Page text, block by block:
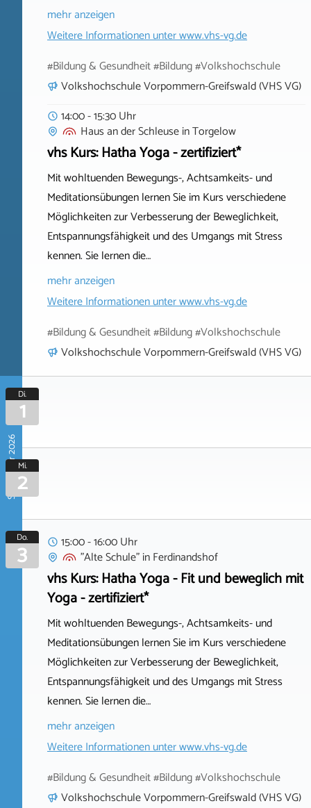
mehr anzeigen
Weitere Informationen unterwww.vhs-vg.de
#Bildung & Gesundheit #Bildung #Volkshochschule
Volkshochschule Vorpommern-Greifswald (VHS VG)
14:00 - 15:30 Uhr
Haus an der SchleuseinTorgelow
vhs Kurs: Hatha Yoga - zertifiziert*
Mit wohltuenden Bewegungs-, Achtsamkeits- und
Meditationsübungen lernen Sie im Kurs verschiedene
Möglichkeiten zur Verbesserung der Beweglichkeit,
Entspannungsfähigkeit und des Umgangs mit Stress
kennen. Sie lernen die…
mehr anzeigen
Weitere Informationen unterwww.vhs-vg.de
#Bildung & Gesundheit #Bildung #Volkshochschule
Volkshochschule Vorpommern-Greifswald (VHS VG)
September 2026
Di.
1
Mi.
2
Do.
3
15:00 - 16:00 Uhr
"Alte Schule"inFerdinandshof
vhs Kurs: Hatha Yoga - Fit und beweglich mit
Yoga - zertifiziert*
Mit wohltuenden Bewegungs-, Achtsamkeits- und
Meditationsübungen lernen Sie im Kurs verschiedene
Möglichkeiten zur Verbesserung der Beweglichkeit,
Entspannungsfähigkeit und des Umgangs mit Stress
kennen. Sie lernen die…
mehr anzeigen
Weitere Informationen unterwww.vhs-vg.de
#Bildung & Gesundheit #Bildung #Volkshochschule
Volkshochschule Vorpommern-Greifswald (VHS VG)